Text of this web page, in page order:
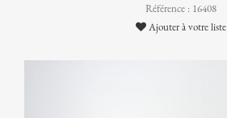
Référence : 16408
Ajouter à votre liste